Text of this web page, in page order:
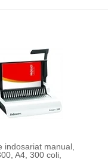
indosariat manual,
A4, 300 coli,